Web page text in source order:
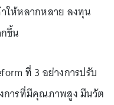
ให้หลากหลาย ลงทุน
ขึ้น
ที่ 3 อย่างการปรับ
การที่มีคุณภาพสูง มีนวัต